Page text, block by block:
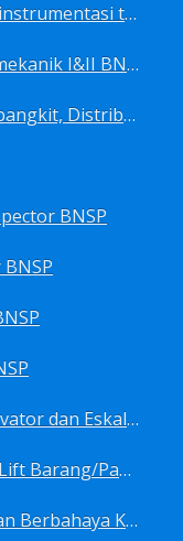
Sertifikasi Teknisi Perawatan instrumentasi tingkat I BNSP
Sertifikasi teknisi Perawatan mekanik I&II BNSP
Sertifikasi Teknisi Sistim Pembangkit, Distribusi, Utilitas BNSP
BNSP
Sertifikasi Ahli K3 Spesialis Elevator dan Eskalator KEMNAKER
Sertifikasi Alat Angkat Listrik/Lift Barang/Passenger Hoist KEMNAKER
Sertifikasi Alat Angkutan Bahan Berbahaya KEMNAKER